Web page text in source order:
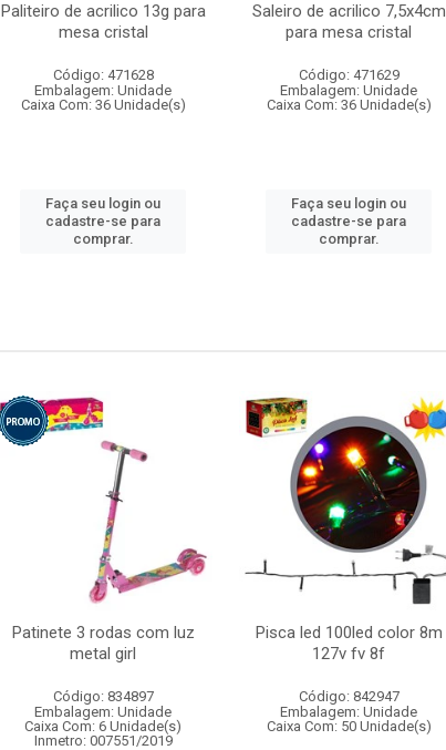
Paliteiro de acrilico 13g para
mesa cristal
Código: 471628
Embalagem: Unidade
Caixa Com: 36 Unidade(s)
Faça seu login ou
cadastre-se para
comprar.
Saleiro de acrilico 7,5x4cm
para mesa cristal
Código: 471629
Embalagem: Unidade
Caixa Com: 36 Unidade(s)
Faça seu login ou
cadastre-se para
comprar.
Patinete 3 rodas com luz
metal girl
Código: 834897
Embalagem: Unidade
Caixa Com: 6 Unidade(s)
Inmetro: 007551/2019
Pisca led 100led color 8m
127v fv 8f
Código: 842947
Embalagem: Unidade
Caixa Com: 50 Unidade(s)